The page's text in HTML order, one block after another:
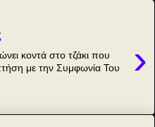
›
κοντά στο τζάκι που
με την Συμφωνία Του